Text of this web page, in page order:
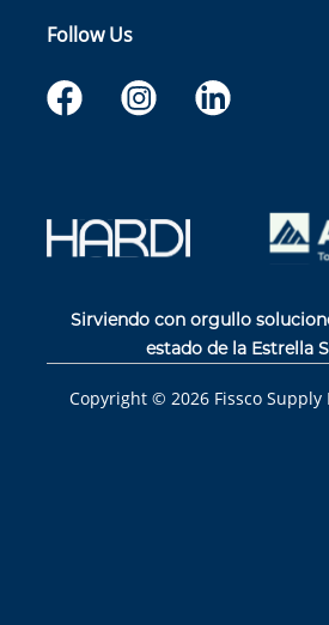
Follow Us
Sirviendo con orgullo
estado de la Estrella
Copyright © 2026 Fissco